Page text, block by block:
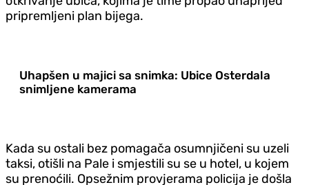
pripremljeni plan bijega.
Uhapšen u majici sa snimka: Ubice Osterdala
snimljene kamerama
Kada su ostali bez pomagača osumnjičeni su uzeli
taksi, otišli na Pale i smjestili su se u hotel, u kojem
su prenoćili. Opsežnim provjerama policija je došla